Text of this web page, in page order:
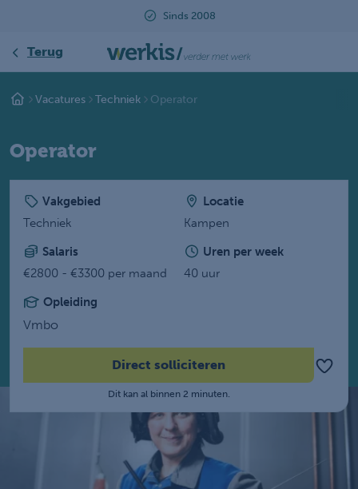
Terug
Vacatures Techniek Operator
Operator
Vakgebied
Techniek
Locatie
Kampen
Salaris
€2800 - €3300 per maand
Uren per week
40 uur
Opleiding
Vmbo
Direct solliciteren
Dit kan al binnen 2 minuten.